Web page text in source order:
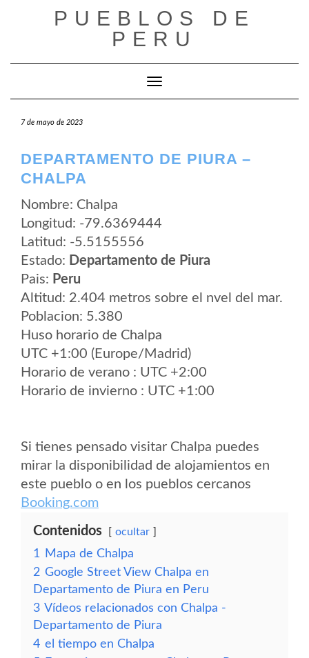
PUEBLOS DE
PERU
Cambiar modo de navegación
7 de mayo de 2023
DEPARTAMENTO DE PIURA –
CHALPA
Nombre: Chalpa
Longitud: -79.6369444
Latitud: -5.5155556
Estado: Departamento de Piura
Pais: Peru
Altitud: 2.404 metros sobre el nvel del mar.
Poblacion: 5.380
Huso horario de Chalpa
UTC +1:00 (Europe/Madrid)
Horario de verano : UTC +2:00
Horario de invierno : UTC +1:00
Si tienes pensado visitar Chalpa puedes
mirar la disponibilidad de alojamientos en
este pueblo o en los pueblos cercanos
Booking.com
Contenidos ocultar
1
Mapa de Chalpa
2 Google Street View Chalpa en
Departamento de Piura en Peru
3 Vídeos relacionados con Chalpa -
Departamento de Piura
4 el tiempo en Chalpa